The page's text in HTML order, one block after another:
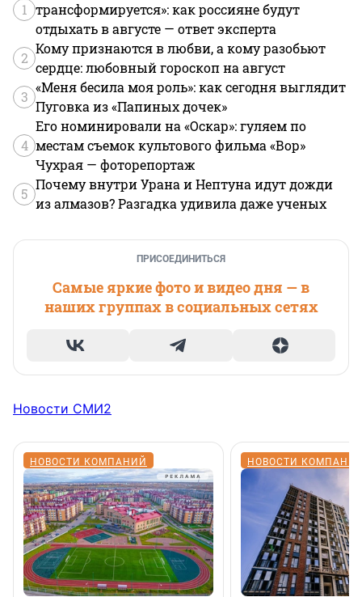
1 трансформируется»: как россияне будут
отдыхать в августе — ответ эксперта
2
Кому признаются в любви, а кому разобьют
сердце: любовный гороскоп на август
3
«Меня бесила моя роль»: как сегодня выглядит
Пуговка из «Папиных дочек»
4
Его номинировали на «Оскар»: гуляем по
местам съемок культового фильма «Вор»
Чухрая — фоторепортаж
5
Почему внутри Урана и Нептуна идут дожди
из алмазов? Разгадка удивила даже ученых
ПРИСОЕДИНИТЬСЯ
Самые яркие фото и видео дня — в
наших группах в социальных сетях
Новости СМИ2
НОВОСТИ КОМПАНИЙ НОВОСТИ